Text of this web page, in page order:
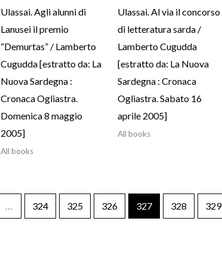
Ulassai. Agli alunni di
Lanusei il premio
“Demurtas” / Lamberto
Cugudda [estratto da: La
Nuova Sardegna :
Cronaca Ogliastra.
Domenica 8 maggio
2005]
All books
Ulassai. Al via il concorso
di letteratura sarda /
Lamberto Cugudda
[estratto da: La Nuova
Sardegna : Cronaca
Ogliastra. Sabato 16
aprile 2005]
All books
… 324 325 326 327 328 329